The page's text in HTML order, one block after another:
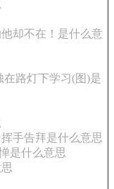
却不在！是什么意
路灯下学习(图)是
告拜是什么意思
是什么意思